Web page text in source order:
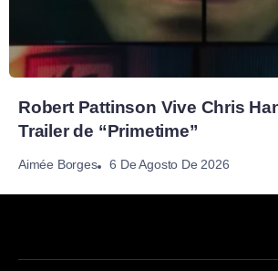
Robert Pattinson Vive Chris
Trailer de “Primetime”
Aimée Borges 6 De Agosto De 2026